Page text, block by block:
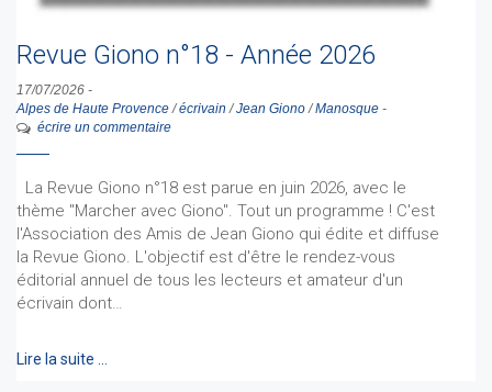
Revue Giono n°18 - Année 2026
17/07/2026 -
Alpes de Haute Provence/écrivain /Jean Giono/Manosque -
écrire un commentaire
La Revue Giono n°18 est parue en juin 2026, avec le
thème "Marcher avec Giono". Tout un programme ! C'est
l'Association des Amis de Jean Giono qui édite et diffuse
la Revue Giono. L'objectif est d'être le rendez-vous
éditorial annuel de tous les lecteurs et amateur d'un
écrivain dont…
Lire la suite …